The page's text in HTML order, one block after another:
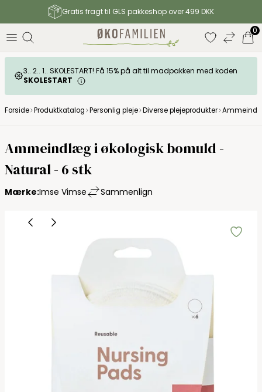
Gratis fragt til GLS pakkeshop over 499 DKK
0
3.. 2.. 1.. SKOLESTART! Få 15% på alt til madpakken med koden
SKOLESTART
Forside Produktkatalog Personlig pleje Diverse plejeprodukter
Ammeindlæg i økologisk bomuld -
Natural - 6 stk
Mærke:Imse Vimse Sammenlign